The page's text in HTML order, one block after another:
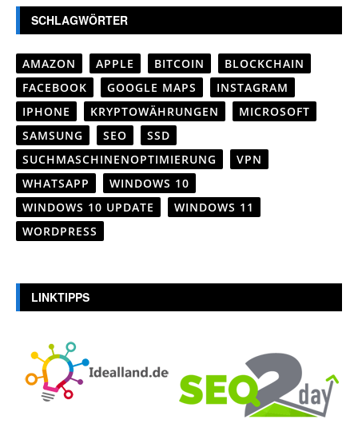
SCHLAGWÖRTER
AMAZON APPLE BITCOIN
BLOCKCHAIN
FACEBOOK
GOOGLE MAPS
INSTAGRAM
IPHONE
KRYPTOWÄHRUNGEN
MICROSOFT
SAMSUNG
SEO
SSD
SUCHMASCHINENOPTIMIERUNG
VPN
WHATSAPP
WINDOWS 10
WINDOWS 10 UPDATE
WINDOWS 11
WORDPRESS
LINKTIPPS